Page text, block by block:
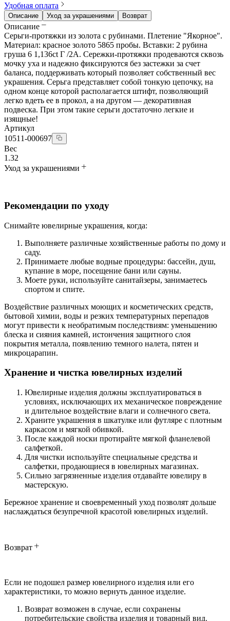
Удобная оплата
Описание Уход за украшениями Возврат
Описание
Серьги-протяжки из золота с рубинами. Плетение "Якорное".
Материал: красное золото 5865 пробы. Вставки: 2 рубина
груша 6 1,136ct Г /2A. Сережки-протяжки продеваются сквозь
мочку уха и надежно фиксируются без застежки за счет
баланса, поддерживать который позволяет собственный вес
украшения. Серьга представляет собой тонкую цепочку, на
одном конце которой располагается штифт, позволяющий
легко вдеть ее в прокол, а на другом — декоративная
подвеска. При этом такие серьги достаточно легкие и
изящные!
Артикул
10511-000697
Вес
1.32
Уход за украшениями
Рекомендации по уходу
Снимайте ювелирные украшения, когда:
Выполняете различные хозяйственные работы по дому и
саду.
Принимаете любые водные процедуры: бассейн, душ,
купание в море, посещение бани или сауны.
Моете руки, используйте санитайзеры, занимаетесь
спортом и спите.
Воздействие различных моющих и косметических средств,
бытовой химии, воды и резких температурных перепадов
могут привести к необратимым последствиям: уменьшению
блеска и сияния камней, истончения защитного слоя
покрытия металла, появлению темного налета, пятен и
микроцарапин.
Хранение и чистка ювелирных изделий
Ювелирные изделия должны эксплуатироваться в
условиях, исключающих их механическое повреждение
и длительное воздействие влаги и солнечного света.
Храните украшения в шкатулке или футляре с плотным
каркасом и мягкой обивкой.
После каждой носки протирайте мягкой фланелевой
салфеткой.
Для чистки используйте специальные средства и
салфетки, продающиеся в ювелирных магазинах.
Сильно загрязненные изделия отдавайте ювелиру в
мастерскую.
Бережное хранение и своевременный уход позволят дольше
наслаждаться безупречной красотой ювелирных изделий.
Возврат
Если не подошел размер ювелирного изделия или его
характеристики, то можно вернуть данное изделие.
Возврат возможен в случае, если сохранены
потребительские свойства изделия и товарный вид.